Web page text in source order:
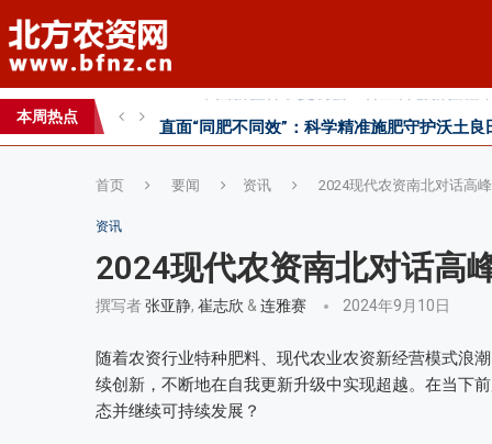
本周热点
心连心助力黄淮海小麦水肥一体化技术落地推
全国农技推广中心高产示范田测产观摩会见
首页 要闻 资讯 2024现代农资南北对话高
资讯
2024现代农资南北对话高
撰写者张亚静, 崔志欣 & 连雅赛 2024年9月10日
随着农资行业特种肥料、现代农业农资新经营模式浪
续创新，不断地在自我更新升级中实现超越。在当下
态并继续可持续发展？